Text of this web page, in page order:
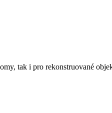
tak i pro rekonstruované